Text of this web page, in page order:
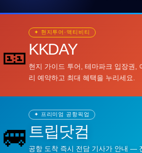
🎫
✦ 현지투어·액티비티
KKDAY
현지 가이드 투어, 테마파크 입장권,
리 예약하고 최대 혜택을 누리세요.
🚐
✦ 프리미엄 공항픽업
트립닷컴
공항 도착 즉시 전담 기사가 안내 —